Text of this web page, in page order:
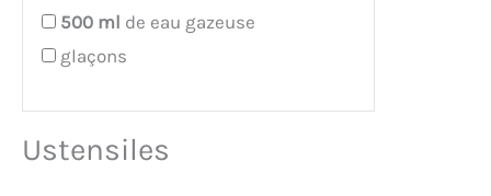
500 ml de eau gazeuse
glaçons
Ustensiles